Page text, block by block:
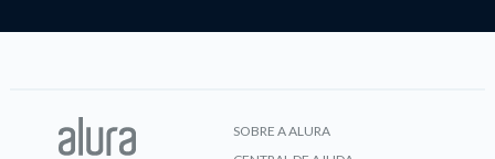
SOBRE A ALURA